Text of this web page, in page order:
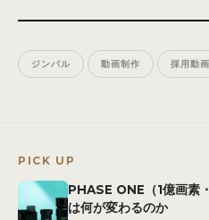
ジンバル 動画制作 採用動画
PICK UP
PHASE ONE（1億画素
は何が変わるのか